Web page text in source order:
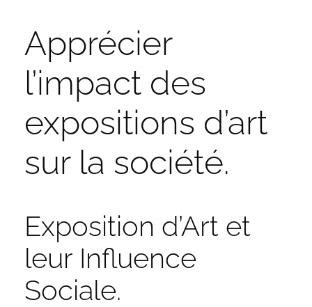
Apprécier
l’impact des
expositions d’art
sur la société.
Exposition d’Art et
leur Influence
Sociale.